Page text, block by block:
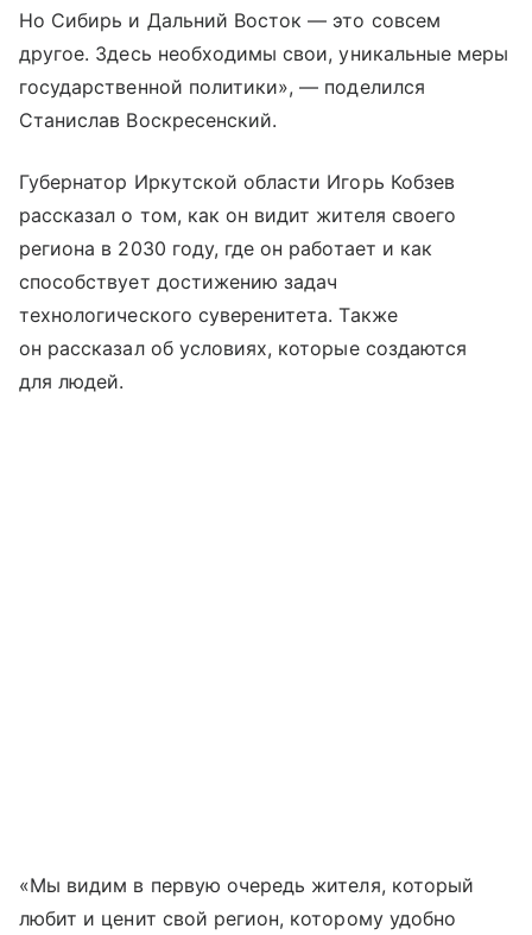
Но Сибирь и Дальний Восток — это совсем
другое. Здесь необходимы свои, уникальные меры
государственной политики», — поделился
Станислав Воскресенский.
Губернатор Иркутской области Игорь Кобзев
рассказал о том, как он видит жителя своего
региона в 2030 году, где он работает и как
способствует достижению задач
технологического суверенитета. Также
он рассказал об условиях, которые создаются
для людей.
«Мы видим в первую очередь жителя, который
любит и ценит свой регион, которому удобно